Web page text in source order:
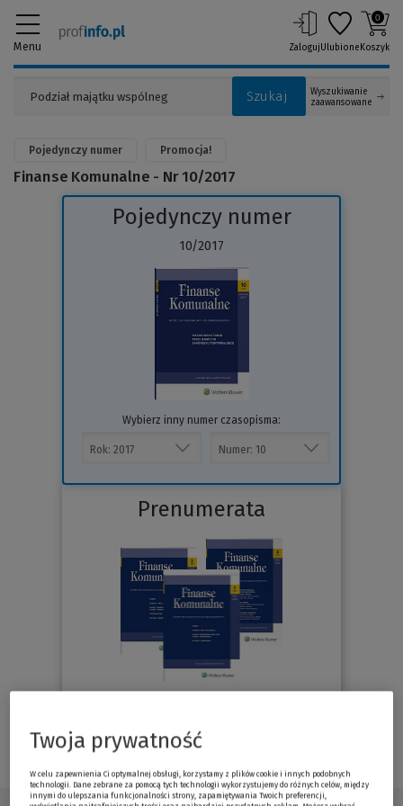
Menu
Szukaj
Wyszukiwanie
zaawansowane
ZalogujUlubione
0
Koszyk
Pojedynczy numer Promocja!
Finanse Komunalne - Nr 10/2017
Pojedynczy numer
10/2017
do
Wybierz inny numer czasopisma:
Prenumerata
Twoja prywatność
W celu zapewnienia Ci optymalnej obsługi, korzystamy z plików cookie i innych podobnych
technologii. Dane zebrane za pomocą tych technologii wykorzystujemy do różnych celów, między
innymi do ulepszania funkcjonalności strony, zapamiętywania Twoich preferencji,